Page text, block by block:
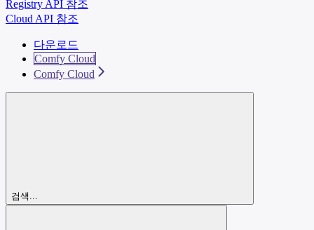
Registry API 참조
Cloud API 참조
다운로드
Comfy Cloud
Comfy Cloud
검색...